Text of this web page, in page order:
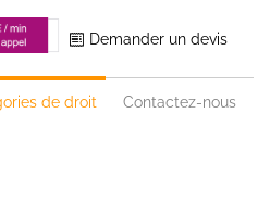
Demander un devis
de droit Contactez-nous